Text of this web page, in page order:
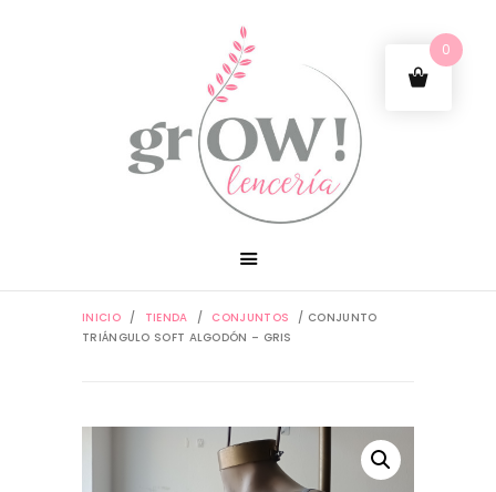
INICIO / TIENDA / CONJUNTOS
/ CONJUNTO
TRIÁNGULO SOFT ALGODÓN – GRIS
0